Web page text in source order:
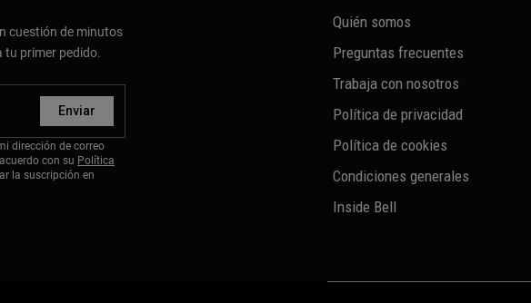
cuestión de minutos
tu primer pedido.
Enviar
dirección de correo
con su Política
la suscripción en
Quién somos
Preguntas frecuentes
Trabaja con nosotros
Política de privacidad
Política de cookies
Condiciones generales
Inside Bell